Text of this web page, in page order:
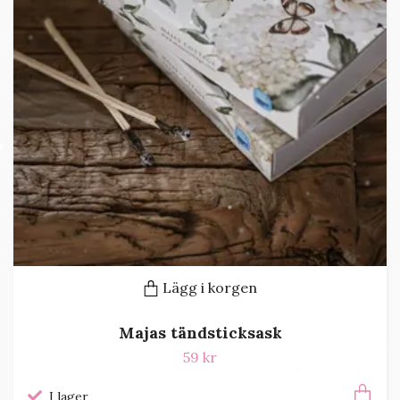
Lägg i korgen
Majas tändsticksask
59 kr
I lager